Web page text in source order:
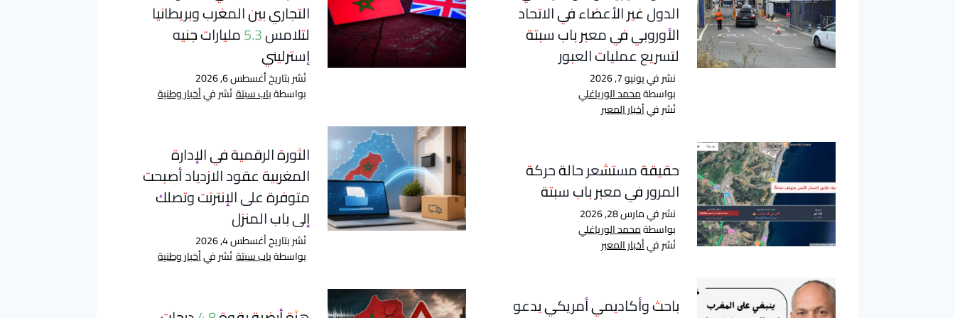
م
ق
ا
ت
الدول غير الأعضاء في الاتحاد
الأوروبي في معبر باب سبتة
لتسريع عمليات العبور
نشر فييونيو 7, 2026
بواسطةمحمد الورياغلي
نُشر فيأخبار المعبر
حقيقة مستشعر حالة حركة
المرور في معبر باب سبتة
نشر فيمارس 28, 2026
بواسطةمحمد الورياغلي
نُشر فيأخبار المعبر
باحث وأكاديمي أمريكي يدعو
التجاري بين المغرب وبريطانيا
لتلامس 5.3 مليارات جنيه
إسترليني
نُشر بتاريخأغسطس 6, 2026
بواسطةباب سبتة نُشر فيأخبار وطنية
الثورة الرقمية في الإدارة
المغربية عقود الازدياد أصبحت
متوفرة على الإنترنت وتصلك
إلى باب المنزل
نُشر بتاريخأغسطس 4, 2026
بواسطةباب سبتة نُشر فيأخبار وطنية